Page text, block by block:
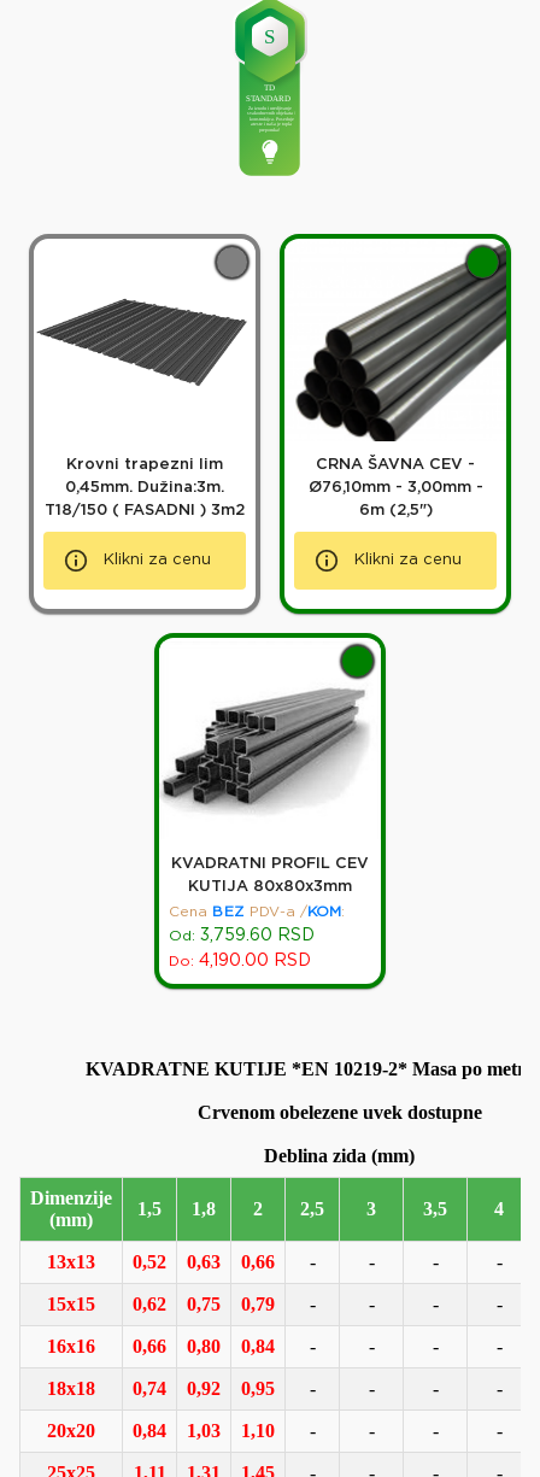
Krovni trapezni lim
0,45mm. Dužina:3m.
T18/150 ( FASADNI ) 3m2
Klikni za cenu
CRNA ŠAVNA CEV -
Ø76,10mm - 3,00mm -
6m (2,5")
Klikni za cenu
KVADRATNI PROFIL CEV
KUTIJA 80x80x3mm
Cena
BEZ PDV-a / KOM :
Od: 3,759.60 RSD
Do: 4,190.00 RSD
KVADRATNE KUTIJE *EN 10219-2* Masa po metru
Crvenom obelezene uvek dostupne
Dimenzije
(mm)
1,5 1,8 2 2,5 3 3,5 4
13x13 0,52 0,63 0,66 - - - -
15x15 0,62 0,75 0,79 - - - -
16x16 0,66 0,80 0,84 - - - -
18x18 0,74 0,92 0,95 - - - -
20x20 0,84 1,03 1,10 - - - -
25x25 1,11 1,31 1,45 - - - -